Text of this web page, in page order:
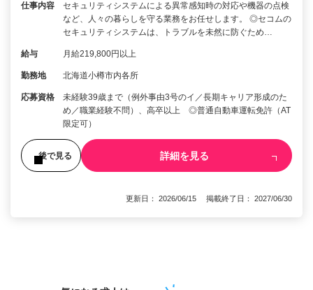
仕事内容
セキュリティシステムによる異常感知時の対応や機器の点検
など、人々の暮らしを守る業務をお任せします。 ◎セコムの
セキュリティシステムは、トラブルを未然に防ぐため…
給与 月給219,800円以上
勤務地 北海道小樽市内各所
応募資格
未経験39歳まで（例外事由3号のイ／長期キャリア形成のた
め／職業経験不問）、高卒以上 ◎普通自動車運転免許（AT
限定可）
後で見る 詳細を見る
更新日： 2026/06/15 掲載終了日： 2027/06/30